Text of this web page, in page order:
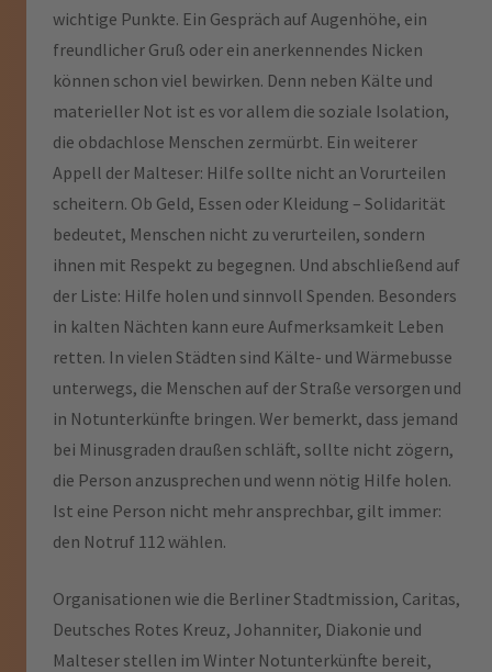
wichtige Punkte. Ein Gespräch auf Augenhöhe, ein
freundlicher Gruß oder ein anerkennendes Nicken
können schon viel bewirken. Denn neben Kälte und
materieller Not ist es vor allem die soziale Isolation,
die obdachlose Menschen zermürbt. Ein weiterer
Appell der Malteser: Hilfe sollte nicht an Vorurteilen
scheitern. Ob Geld, Essen oder Kleidung – Solidarität
bedeutet, Menschen nicht zu verurteilen, sondern
ihnen mit Respekt zu begegnen. Und abschließend auf
der Liste: Hilfe holen und sinnvoll Spenden. Besonders
in kalten Nächten kann eure Aufmerksamkeit Leben
retten. In vielen Städten sind Kälte- und Wärmebusse
unterwegs, die Menschen auf der Straße versorgen und
in Notunterkünfte bringen. Wer bemerkt, dass jemand
bei Minusgraden draußen schläft, sollte nicht zögern,
die Person anzusprechen und wenn nötig Hilfe holen.
Ist eine Person nicht mehr ansprechbar, gilt immer:
den Notruf 112 wählen.
Organisationen wie die Berliner Stadtmission, Caritas,
Deutsches Rotes Kreuz, Johanniter, Diakonie und
Malteser stellen im Winter Notunterkünfte bereit,